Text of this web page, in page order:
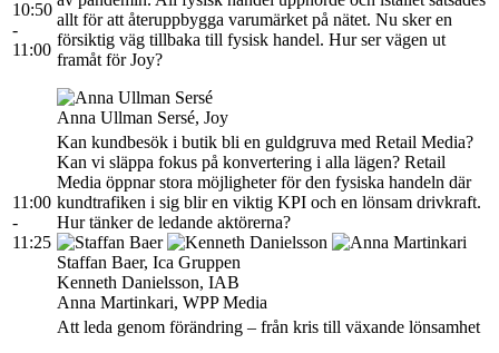
10:50
-
11:00
allt för att återuppbygga varumärket på nätet. Nu sker en
försiktig väg tillbaka till fysisk handel. Hur ser vägen ut
framåt för Joy?
Anna Ullman Sersé, Joy
11:00
-
11:25
Kan kundbesök i butik bli en guldgruva med Retail Media?
Kan vi släppa fokus på konvertering i alla lägen? Retail
Media öppnar stora möjligheter för den fysiska handeln där
kundtrafiken i sig blir en viktig KPI och en lönsam drivkraft.
Hur tänker de ledande aktörerna?
Staffan Baer, Ica Gruppen
Kenneth Danielsson, IAB
Anna Martinkari, WPP Media
Att leda genom förändring – från kris till växande lönsamhet